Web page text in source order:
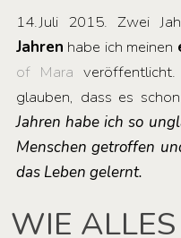
14.Juli 2015. Zwei
Jahren habe ich meinen
of Mara
glauben, dass es
Jahren habe ich so
Menschen getroffen
das Leben gelernt.
WIE